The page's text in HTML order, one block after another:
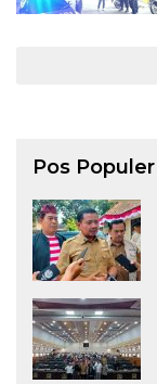
Pos Populer